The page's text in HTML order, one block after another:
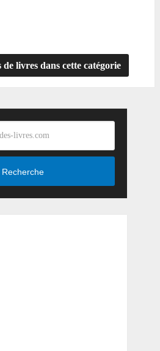
livres dans cette catégorie
Recherche